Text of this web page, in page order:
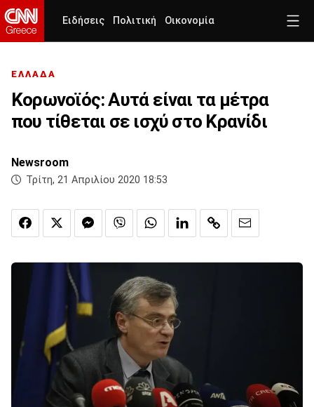
Ειδήσεις Πολιτική Οικονομία
ΕΛΛΑΔΑ
Κορωνοϊός: Αυτά είναι τα μέτρα
που τίθεται σε ισχύ στο Κρανίδι
Newsroom
Τρίτη, 21 Απριλίου 2020 18:53